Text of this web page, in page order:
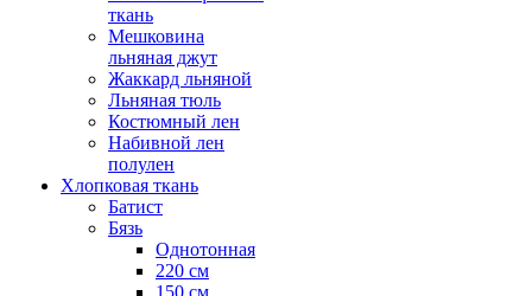
ткань
Мешковина
льняная джут
Жаккард льняной
Льняная тюль
Костюмный лен
Набивной лен
полулен
Хлопковая ткань
Батист
Бязь
Однотонная
220 см
150 см